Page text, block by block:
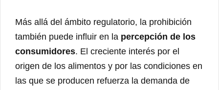
Más allá del ámbito regulatorio, la prohibición
también puede influir en la percepción de los
consumidores. El creciente interés por el
origen de los alimentos y por las condiciones en
las que se producen refuerza la demanda de